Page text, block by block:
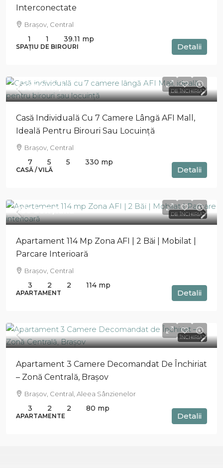
Interconectate
Brașov, Central
1 1 39.11 mp
SPAȚIU DE BIROURI Detalii
DE ÎNCHIRIAT
1.900 EUR/luna
Casă Individuală Cu 7 Camere Lângă AFI Mall,
Ideală Pentru Birouri Sau Locuință
Brașov, Central
7 5 5 330 mp
CASĂ / VILĂ Detalii
DE ÎNCHIRIAT
750 EUR/luna
Apartament 114 Mp Zona AFI | 2 Băi | Mobilat |
Parcare Interioară
Brașov, Central
3 2 2 114 mp
APARTAMENT Detalii
ÎNCHIRIAT
Apartament 3 Camere Decomandat De Închiriat
– Zonă Centrală, Brașov
Brașov, Central, Aleea Sânzienelor
3 2 2 80 mp
APARTAMENTE Detalii